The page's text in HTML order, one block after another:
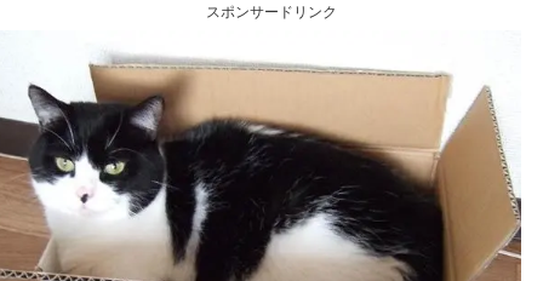
スポンサードリンク